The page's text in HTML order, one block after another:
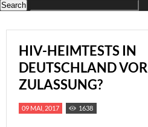
HIV-HEIMTESTS IN
DEUTSCHLAND VOR
ZULASSUNG?
09 MAI, 2017 1638